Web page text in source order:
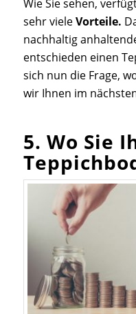
Wie Sie sehen,
sehr vieleVorteile.
nachhaltig
entschieden einen
sich nun die Frage,
wir Ihnen im
5. Wo Sie